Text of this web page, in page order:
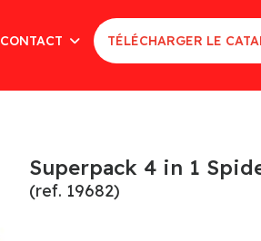
CONTACT TÉLÉCHARGER LE
Superpack 4 in 1
(ref. 19682)